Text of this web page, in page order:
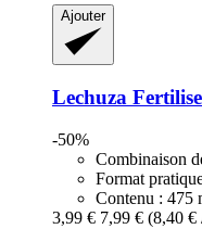
Ajouter
Lechuza
-50%
Combinaison
Format
Contenu : 475
3,99 € 7,99 € (8,40 €